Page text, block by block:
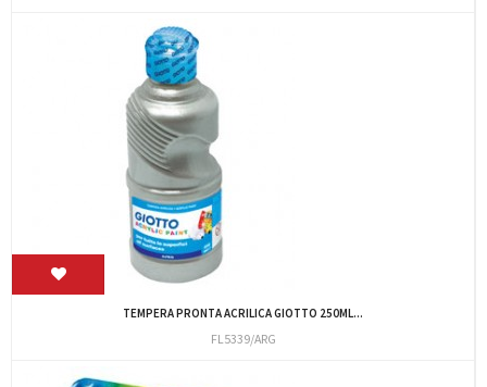
TEMPERA PRONTA ACRILICA GIOTTO 250ML...
FL5339/ARG